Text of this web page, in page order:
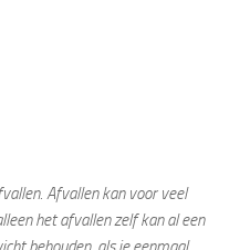
Afvallen kan voor veel
het afvallen zelf kan al een